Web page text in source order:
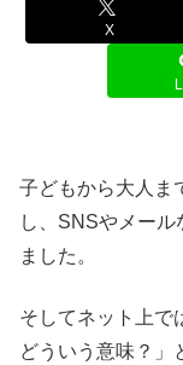
X
子どもから大人ま
し、SNSやメール
ました。
そしてネット上で
どういう意味？」